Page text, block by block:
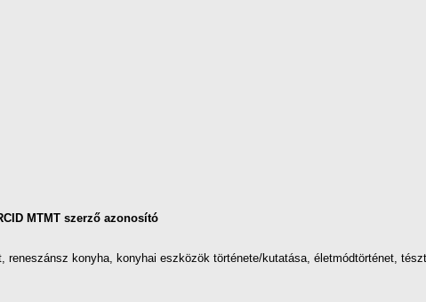
MTMT szerző azonosító
reneszánsz konyha, konyhai eszközök története/kutatása, életmódtörténet,